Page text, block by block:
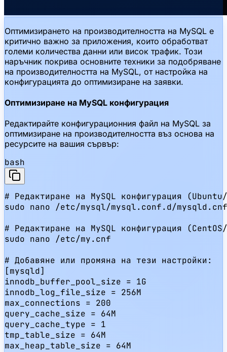
Оптимизирането на производителността на MySQL е
критично важно за приложения, които обработват
големи количества данни или висок трафик. Този
наръчник покрива основните техники за подобряване
на производителността на MySQL, от настройка на
конфигурацията до оптимизиране на заявки.
Оптимизиране на MySQL конфигурация
Редактирайте конфигурационния файл на MySQL за
оптимизиране на производителността въз основа на
ресурсите на вашия сървър:
bash
# Редактиране на MySQL конфигурация
sudo nano /etc/mysql/mysql.conf.d/mysqld.cnf
# Редактиране на MySQL конфигурация (CentOS/
sudo nano /etc/my.cnf
# Добавяне или промяна на тези настройки:
[mysqld]
innodb_buffer_pool_size = 1G
innodb_log_file_size = 256M
max_connections = 200
query_cache_size = 64M
query_cache_type = 1
tmp_table_size = 64M
max_heap_table_size = 64M